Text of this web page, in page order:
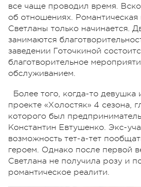
все чаще проводил время.
об отношениях. Романтическая
Светланы только начинается.
занимаются
заведении Готочкиной
благотворительное
обслуживанием.
Более того, когда-то девушка
проекте «Холостяк» 4 сезона,
которого был
Константин Евтушенко. Экс-
возможность тет-а-тет
героем. Однако после первой
Светлана не получила розу и
романтическое реалити.